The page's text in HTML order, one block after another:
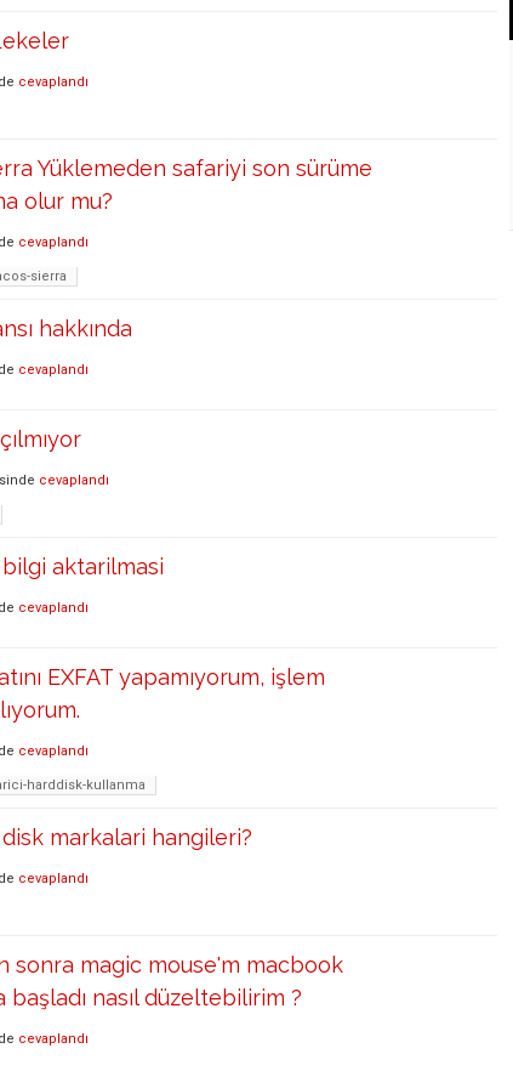
cevaplandı
Yüklemeden safariyi son sürüme
olur mu?
cevaplandı
sierra
hakkında
cevaplandı
cevaplandı
aktarilmasi
cevaplandı
EXFAT yapamıyorum, işlem
cevaplandı
harddisk-kullanma
markalari hangileri?
cevaplandı
sonra magic mouse'm macbook
nasıl düzeltebilirim ?
cevaplandı